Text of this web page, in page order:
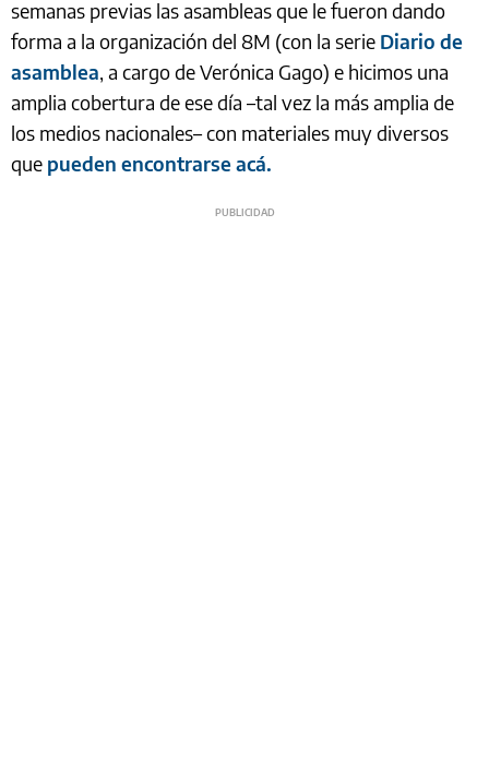
semanas previas las asambleas que le fueron dando
forma a la organización del 8M (con la serie Diario de
asamblea, a cargo de Verónica Gago) e hicimos una
amplia cobertura de ese día –tal vez la más amplia de
los medios nacionales– con materiales muy diversos
que pueden encontrarse acá.